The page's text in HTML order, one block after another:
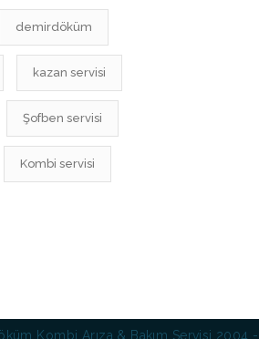
demirdöküm
kazan servisi
Şofben servisi
Kombi servisi
Kombi Arıza & Bakım Servisi 2004 -